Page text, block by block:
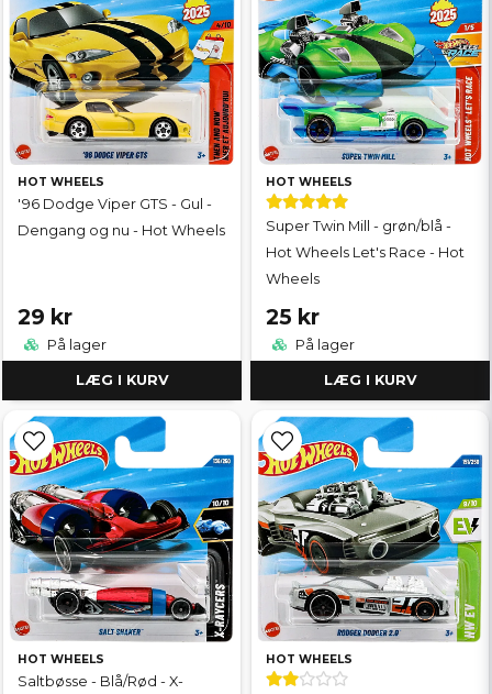
HOT WHEELS
'96 Dodge Viper GTS - Gul -
Dengang og nu - Hot Wheels
29 kr
På lager
LÆG I KURV
HOT WHEELS
Super Twin Mill - grøn/blå -
Hot Wheels Let's Race - Hot
Wheels
25 kr
På lager
LÆG I KURV
HOT WHEELS
Saltbøsse - Blå/Rød - X-
HOT WHEELS